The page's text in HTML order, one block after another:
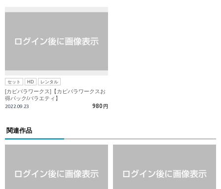
セット HD レンタル
[カピバラワークス]【カピバラワークスお
得パック/バラエティ】
2022.09.23 980 円
関連作品